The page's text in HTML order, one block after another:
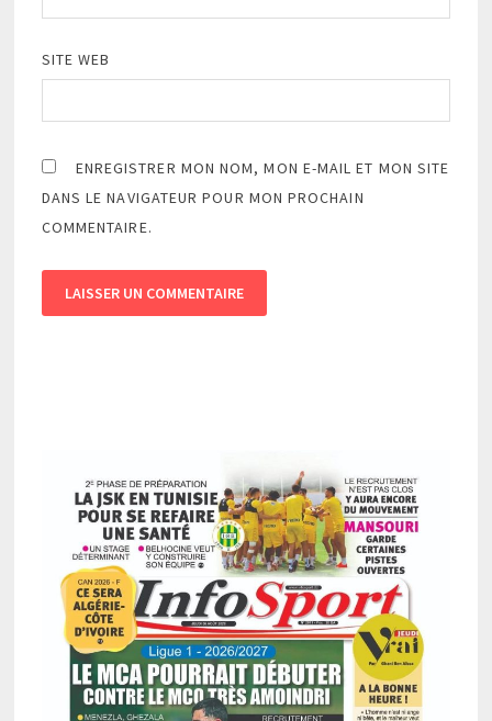
SITE WEB
ENREGISTRER MON NOM, MON E-MAIL ET MON SITE
DANS LE NAVIGATEUR POUR MON PROCHAIN
COMMENTAIRE.